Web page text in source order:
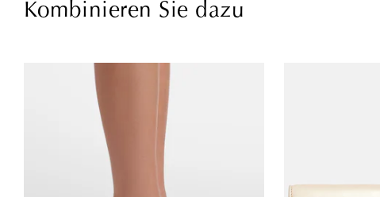
Kombinieren Sie dazu